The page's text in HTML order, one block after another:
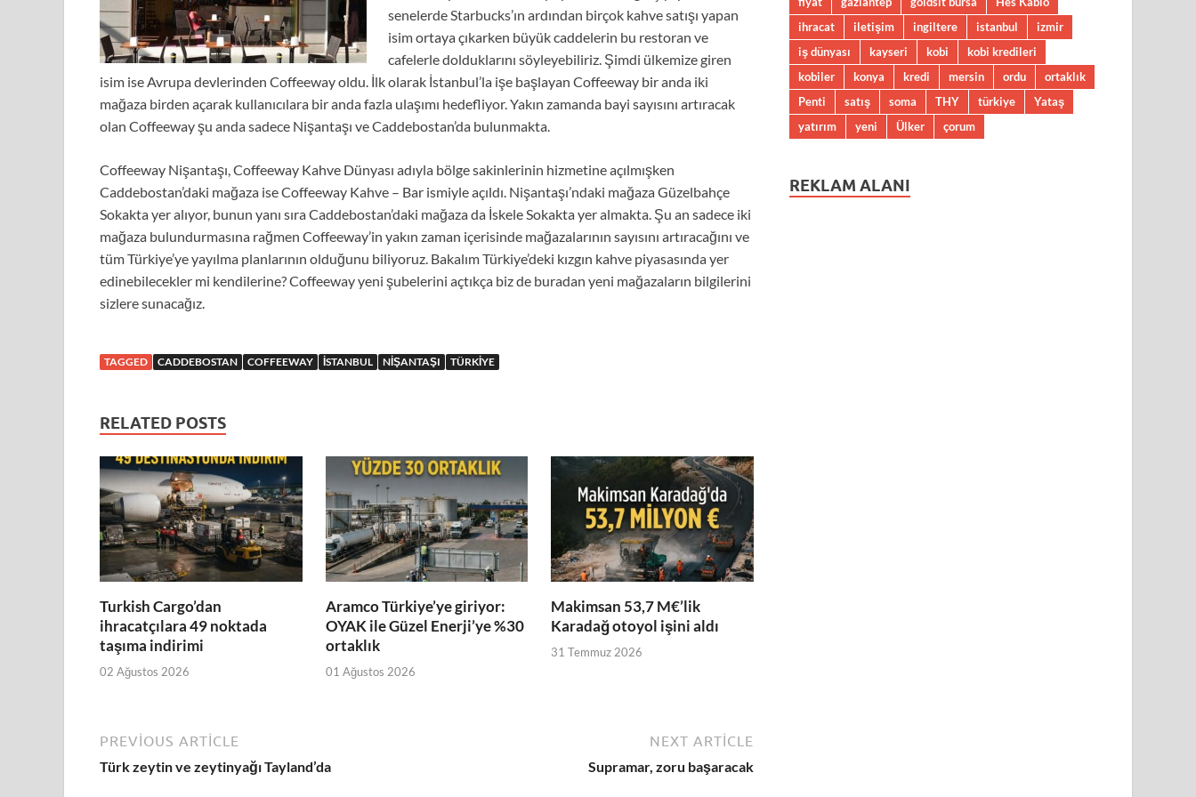
senelerde Starbucks’ın ardından birçok kahve satışı yapan
isim ortaya çıkarken büyük caddelerin bu restoran ve
cafelerle dolduklarını söyleyebiliriz. Şimdi ülkemize giren
isim ise Avrupa devlerinden Coffeeway oldu. İlk olarak İstanbul’la işe başlayan Coffeeway bir anda iki
mağaza birden açarak kullanıcılara bir anda fazla ulaşımı hedefliyor. Yakın zamanda bayi sayısını artıracak
olan Coffeeway şu anda sadece Nişantaşı ve Caddebostan’da bulunmakta.
Coffeeway Nişantaşı, Coffeeway Kahve Dünyası adıyla bölge sakinlerinin hizmetine açılmışken
Caddebostan’daki mağaza ise Coffeeway Kahve – Bar ismiyle açıldı. Nişantaşı’ndaki mağaza Güzelbahçe
Sokakta yer alıyor, bunun yanı sıra Caddebostan’daki mağaza da İskele Sokakta yer almakta. Şu an sadece iki
mağaza bulundurmasına rağmen Coffeeway’in yakın zaman içerisinde mağazalarının sayısını artıracağını ve
tüm Türkiye’ye yayılma planlarının olduğunu biliyoruz. Bakalım Türkiye’deki kızgın kahve piyasasında yer
edinebilecekler mi kendilerine? Coffeeway yeni şubelerini açtıkça biz de buradan yeni mağazaların bilgilerini
sizlere sunacağız.
TAGGED CADDEBOSTAN COFFEEWAY ISTANBUL NIŞANTAŞI TÜRKIYE
RELATED POSTS
Turkish Cargo’dan
ihracatçılara 49 noktada
taşıma indirimi
02 Ağustos 2026
Aramco Türkiye’ye giriyor:
OYAK ile Güzel Enerji’ye %30
ortaklık
01 Ağustos 2026
Makimsan 53,7 M€’lik
Karadağ otoyol işini aldı
31 Temmuz 2026
PREVIOUS ARTICLE
Türk zeytin ve zeytinyağı Tayland’da
NEXT ARTICLE
Supramar, zoru başaracak
ihracat
iletişim ingiltere istanbul
izmir
iş dünyası
kayseri kobi
kobi kredileri
kobiler
konya kredi mersin ordu
ortaklık
Penti
satış soma THY türkiye
Yataş
yatırım
yeni Ülker çorum
REKLAM ALANI